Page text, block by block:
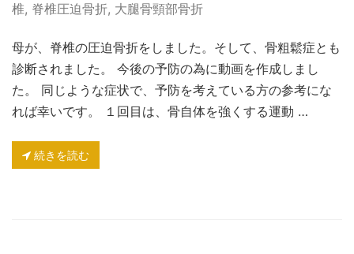
椎, 脊椎圧迫骨折, 大腿骨頸部骨折
母が、脊椎の圧迫骨折をしました。そして、骨粗鬆症とも
診断されました。 今後の予防の為に動画を作成しまし
た。 同じような症状で、予防を考えている方の参考にな
れば幸いです。 １回目は、骨自体を強くする運動 …
続きを読む